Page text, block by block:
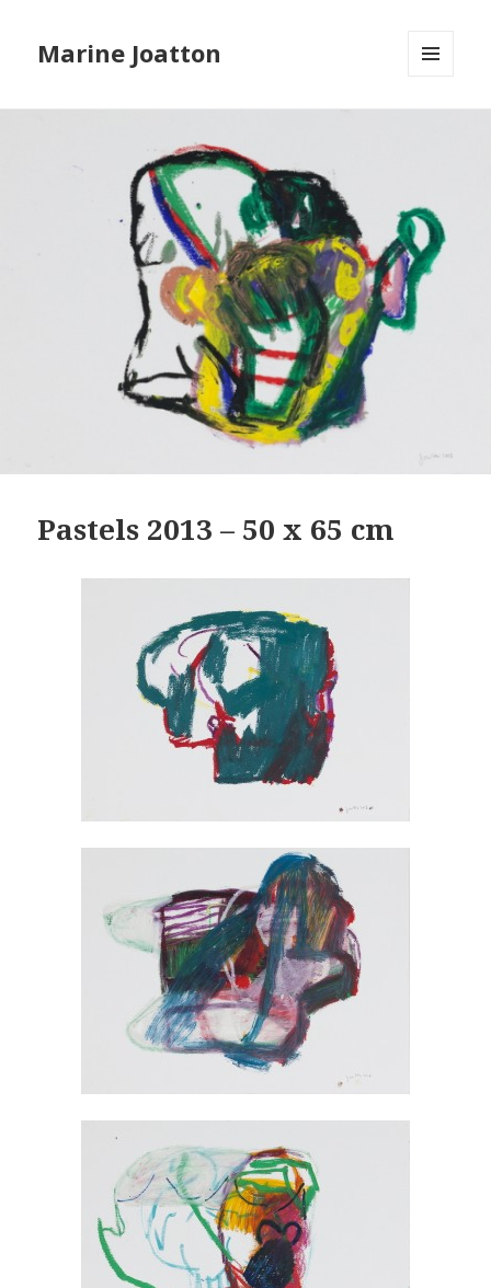
Marine Joatton
Pastels 2013 – 50 x 65 cm